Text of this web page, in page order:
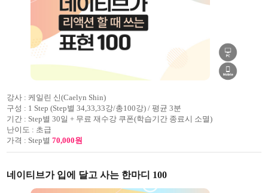
강사 : 케일린 신(Caelyn Shin)
구성 : 1 Step (Step별 34,33,33강/총100강) / 평균 3분
기간 : Step별 30일 + 무료 재수강 쿠폰(학습기간 종료시 소멸)
난이도 : 초급
가격 : Step별 70,000원
네이티브가 입에 달고 사는 한마디 100